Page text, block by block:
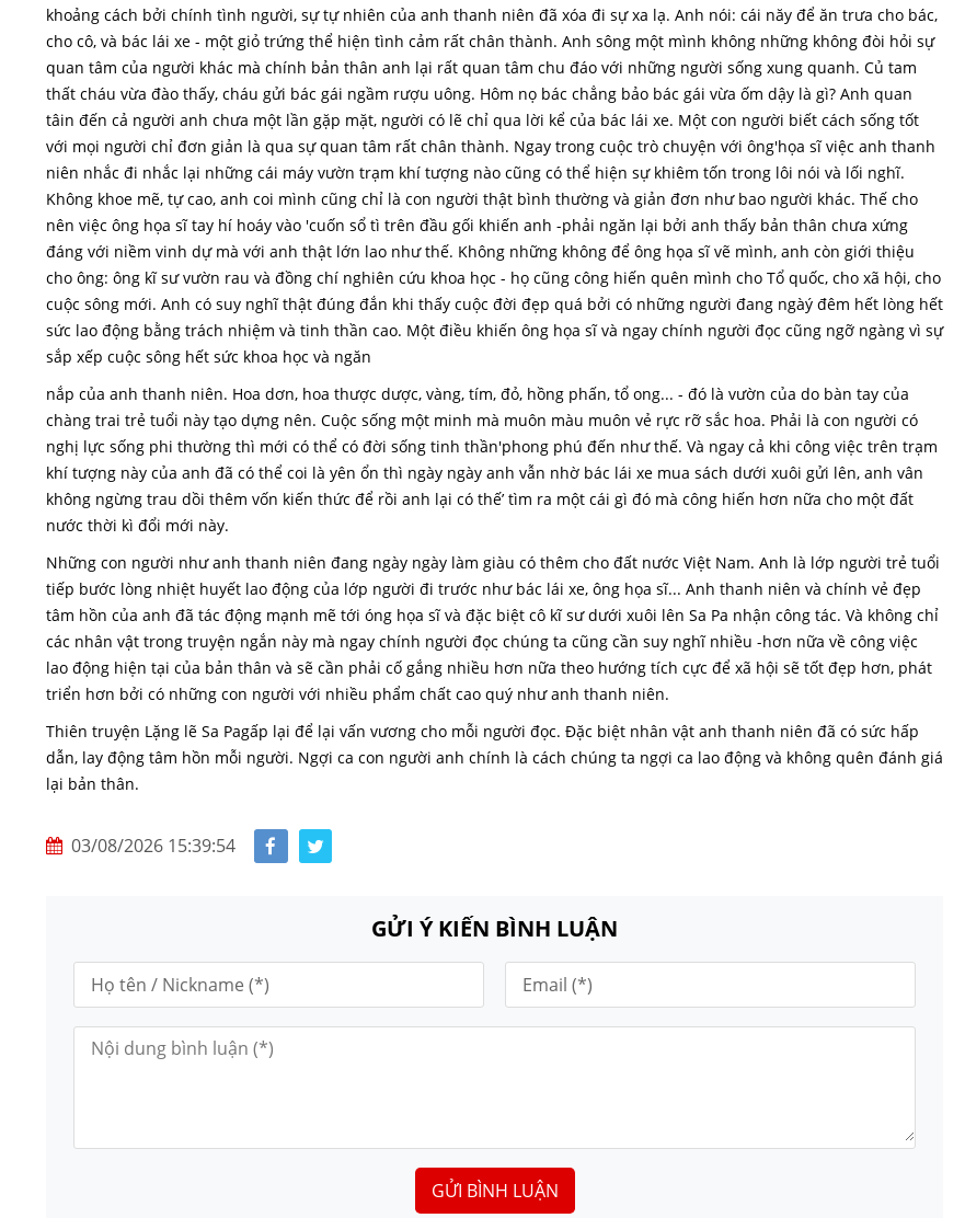
khoảng cách bởi chính tình người, sự tự nhiên của anh thanh niên đã xóa đi sự xa lạ. Anh nói: cái năy để ăn trưa cho bác,
cho cô, và bác lái xe - một giỏ trứng thể hiện tình cảm rất chân thành. Anh sông một mình không những không đòi hỏi sự
quan tâm của người khác mà chính bản thân anh lại rất quan tâm chu đáo với những người sống xung quanh. Củ tam
thất cháu vừa đào thấy, cháu gửi bác gái ngầm rượu uông. Hôm nọ bác chẳng bảo bác gái vừa ốm dậy là gì? Anh quan
tâin đến cả người anh chưa một lần gặp mặt, người có lẽ chỉ qua lời kể của bác lái xe. Một con người biết cách sống tốt
với mọi người chỉ đơn giản là qua sự quan tâm rất chân thành. Ngay trong cuộc trò chuyện với ông'họa sĩ việc anh thanh
niên nhắc đi nhắc lại những cái máy vườn trạm khí tượng nào cũng có thể hiện sự khiêm tốn trong lôi nói và lối nghĩ.
Không khoe mẽ, tự cao, anh coi mình cũng chỉ là con người thật bình thường và giản đơn như bao người khác. Thế cho
nên việc ông họa sĩ tay hí hoáy vào 'cuốn sổ tì trên đầu gối khiến anh -phải ngăn lại bởi anh thấy bản thân chưa xứng
đáng với niềm vinh dự mà với anh thật lớn lao như thế. Không những không để ông họa sĩ vẽ mình, anh còn giới thiệu
cho ông: ông kĩ sư vườn rau và đồng chí nghiên cứu khoa học - họ cũng công hiến quên mình cho Tổ quốc, cho xã hội, cho
cuộc sông mới. Anh có suy nghĩ thật đúng đắn khi thấy cuộc đời đẹp quá bởi có những người đang ngàý đêm hết lòng hết
sức lao động bằng trách nhiệm và tinh thần cao. Một điều khiến ông họa sĩ và ngay chính người đọc cũng ngỡ ngàng vì sự
sắp xếp cuộc sông hết sức khoa học và ngăn
nắp của anh thanh niên. Hoa dơn, hoa thược dược, vàng, tím, đỏ, hồng phấn, tổ ong... - đó là vườn của do bàn tay của
chàng trai trẻ tuổi này tạo dựng nên. Cuộc sống một minh mà muôn màu muôn vẻ rực rỡ sắc hoa. Phải là con người có
nghị lực sống phi thường thì mới có thể có đời sống tinh thần'phong phú đến như thế. Và ngay cả khi công việc trên trạm
khí tượng này của anh đã có thể coi là yên ổn thì ngày ngày anh vẫn nhờ bác lái xe mua sách dưới xuôi gửi lên, anh vân
không ngừng trau dồi thêm vốn kiến thức để rồi anh lại có thế’ tìm ra một cái gì đó mà công hiến hơn nữa cho một đất
nước thời kì đổi mới này.
Những con người như anh thanh niên đang ngày ngày làm giàu có thêm cho đất nước Việt Nam. Anh là lớp người trẻ tuổi
tiếp bước lòng nhiệt huyết lao động của lớp người đi trước như bác lái xe, ông họa sĩ... Anh thanh niên và chính vẻ đẹp
tâm hồn của anh đã tác động mạnh mẽ tới óng họa sĩ và đặc biệt cô kĩ sư dưới xuôi lên Sa Pa nhận công tác. Và không chỉ
các nhân vật trong truyện ngắn này mà ngay chính người đọc chúng ta cũng cần suy nghĩ nhiều -hơn nữa về công việc
lao động hiện tại của bản thân và sẽ cần phải cố gắng nhiều hơn nữa theo hướng tích cực để xã hội sẽ tốt đẹp hơn, phát
triển hơn bởi có những con người với nhiều phẩm chất cao quý như anh thanh niên.
Thiên truyện Lặng lẽ Sa Pagấp lại để lại vấn vương cho mỗi người đọc. Đặc biệt nhân vật anh thanh niên đã có sức hấp
dẫn, lay động tâm hồn mỗi người. Ngợi ca con người anh chính là cách chúng ta ngợi ca lao động và không quên đánh giá
lại bản thân.
03/08/2026 15:39:54
GỬI Ý KIẾN BÌNH LUẬN
GỬI BÌNH LUẬN